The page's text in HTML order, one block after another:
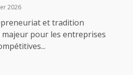
2026
et tradition
pour les entreprises